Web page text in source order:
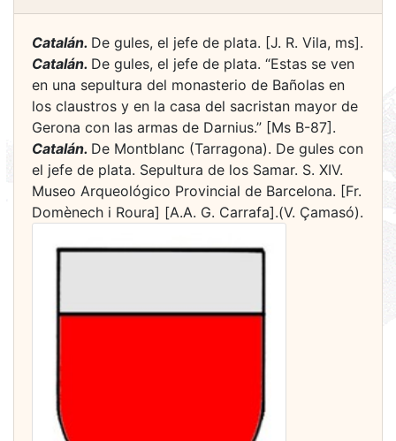
Catalán. De gules, el jefe de plata. [J. R. Vila, ms].
Catalán. De gules, el jefe de plata. “Estas se ven
en una sepultura del monasterio de Bañolas en
los claustros y en la casa del sacristan mayor de
Gerona con las armas de Darnius.” [Ms B-87].
Catalán. De Montblanc (Tarragona). De gules con
el jefe de plata. Sepultura de los Samar. S. XIV.
Museo Arqueológico Provincial de Barcelona. [Fr.
Domènech i Roura] [A.A. G. Carrafa].(V. Çamasó).